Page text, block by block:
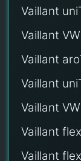
Vaillant
Vaillant
Vaillant
Vaillant
Vaillant
Vaillant
Vaillant